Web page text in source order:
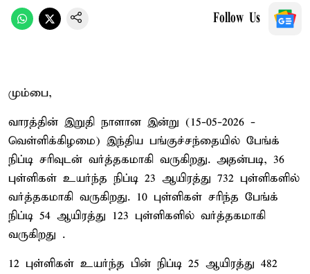
Follow Us
மும்பை,
வாரத்தின் இறுதி நாளான இன்று (15-05-2026 -
வெள்ளிக்கிழமை) இந்திய பங்குச்சந்தையில் பேங்க்
நிப்டி சரிவுடன் வர்த்தகமாகி வருகிறது. அதன்படி, 36
புள்ளிகள் உயர்ந்த நிப்டி 23 ஆயிரத்து 732 புள்ளிகளில்
வர்த்தகமாகி வருகிறது. 10 புள்ளிகள் சரிந்த பேங்க்
நிப்டி 54 ஆயிரத்து 123 புள்ளிகளில் வர்த்தகமாகி
வருகிறது .
12 புள்ளிகள் உயர்ந்த பின் நிப்டி 25 ஆயிரத்து 482